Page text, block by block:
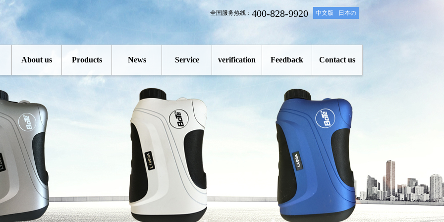
全国服务热线： 400-828-9920 中文版 日本の
About us Products News Service verification Feedback Contact us